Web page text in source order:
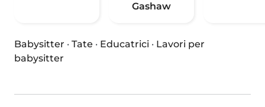
Gashaw
Babysitter · Tate · Educatrici · Lavori per
babysitter